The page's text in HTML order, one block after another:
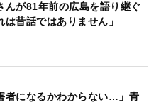
んが81年前の広島を語り継ぐ
は昔話ではありません」
者になるかわからない…」青